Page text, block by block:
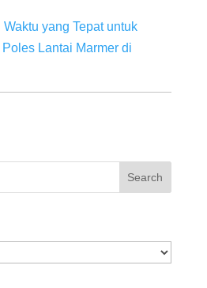
Waktu yang Tepat untuk
Lantai Marmer di